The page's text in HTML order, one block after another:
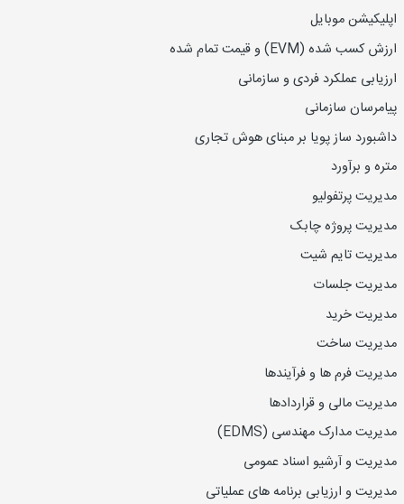
اپلیکیشن موبایل
ارزش کسب شده (EVM) و قیمت تمام شده
ارزیابی عملکرد فردی و سازمانی
پیامرسان سازمانی
داشبورد ساز پویا بر مبنای هوش تجاری
متره و برآورد
مدیریت پرتفولیو
مدیریت پروژه چابک
مدیریت تایم شیت
مدیریت جلسات
مدیریت خرید
مدیریت ساخت
مدیریت فرم ها و فرآیندها
مدیریت مالی و قراردادها
مدیریت مدارک مهندسی (EDMS)
مدیریت و آرشیو اسناد عمومی
مدیریت و ارزیابی برنامه های عملیاتی